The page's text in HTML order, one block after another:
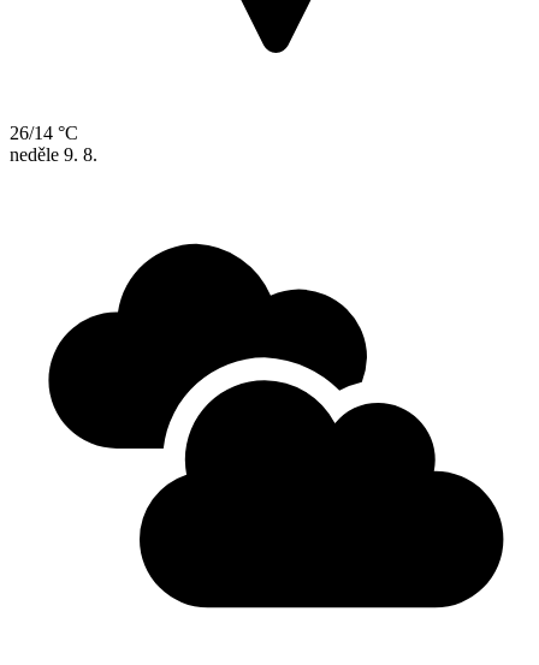
26/14 °C
neděle 9. 8.